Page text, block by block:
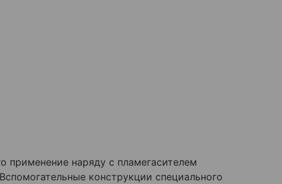
применение наряду с пламегасителем
конструкции специального